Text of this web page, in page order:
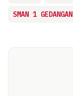
SMAN 1 GEDANGAN